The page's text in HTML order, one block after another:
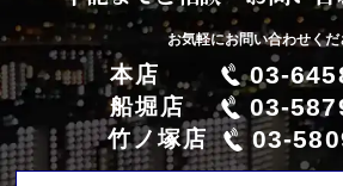
お気軽にお問い合わせくだ
本店 03-
船堀店 03-
竹ノ塚店 03-